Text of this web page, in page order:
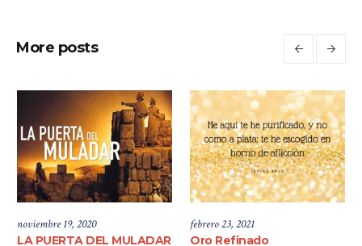
More posts
noviembre 19, 2020
LA PUERTA DEL MULADAR
febrero 23, 2021
Oro Refinado